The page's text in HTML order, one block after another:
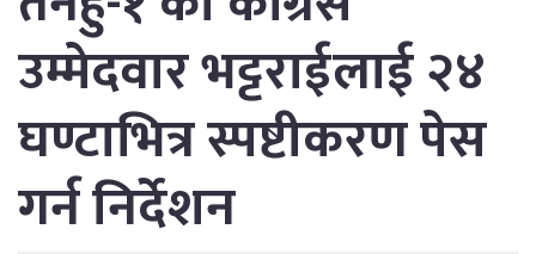
उम्मेदवार भट्टराईलाई २४
घण्टाभित्र स्पष्टीकरण पेस
गर्न निर्देशन